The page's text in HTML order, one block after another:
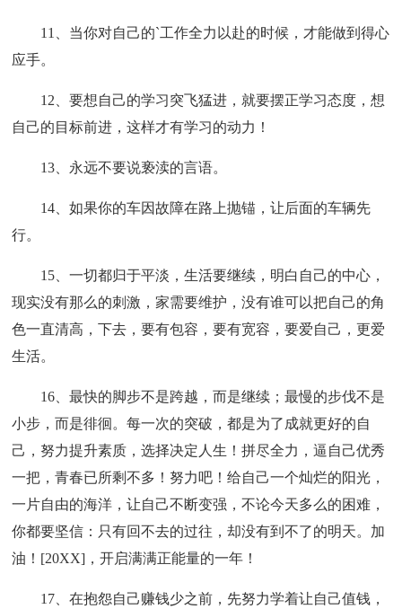
11、当你对自己的`工作全力以赴的时候，才能做到得心
应手。
12、要想自己的学习突飞猛进，就要摆正学习态度，想
自己的目标前进，这样才有学习的动力！
13、永远不要说亵渎的言语。
14、如果你的车因故障在路上抛锚，让后面的车辆先
行。
15、一切都归于平淡，生活要继续，明白自己的中心，
现实没有那么的刺激，家需要维护，没有谁可以把自己的角
色一直清高，下去，要有包容，要有宽容，要爱自己，更爱
生活。
16、最快的脚步不是跨越，而是继续；最慢的步伐不是
小步，而是徘徊。每一次的突破，都是为了成就更好的自
己，努力提升素质，选择决定人生！拼尽全力，逼自己优秀
一把，青春已所剩不多！努力吧！给自己一个灿烂的阳光，
一片自由的海洋，让自己不断变强，不论今天多么的困难，
你都要坚信：只有回不去的过往，却没有到不了的明天。加
油！[20XX]，开启满满正能量的一年！
17、在抱怨自己赚钱少之前，先努力学着让自己值钱，